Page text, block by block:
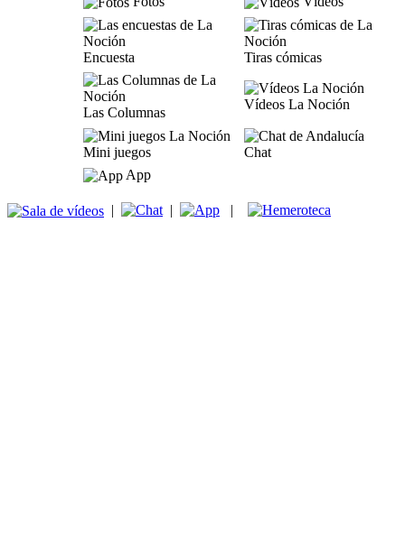
Encuesta Tiras cómicas
Las Columnas
Vídeos La Noción
Mini juegos
Chat
App
| | |